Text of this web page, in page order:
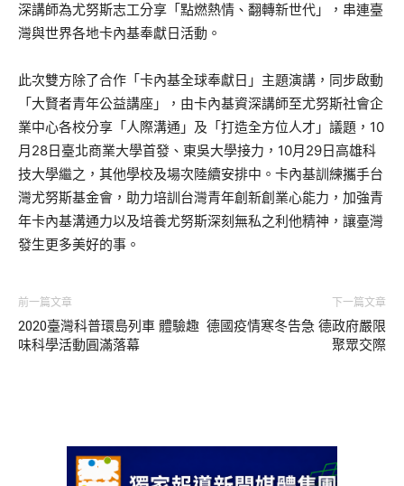
深講師為尤努斯志工分享「點燃熱情、翻轉新世代」，串連臺
灣與世界各地卡內基奉獻日活動。
此次雙方除了合作「卡內基全球奉獻日」主題演講，同步啟動
「大賢者青年公益講座」，由卡內基資深講師至尤努斯社會企
業中心各校分享「人際溝通」及「打造全方位人才」議題，10
月28日臺北商業大學首發、東吳大學接力，10月29日高雄科
技大學繼之，其他學校及場次陸續安排中。卡內基訓練攜手台
灣尤努斯基金會，助力培訓台灣青年創新創業心能力，加強青
年卡內基溝通力以及培養尤努斯深刻無私之利他精神，讓臺灣
發生更多美好的事。
前一篇文章
2020臺灣科普環島列車 體驗趣
味科學活動圓滿落幕
下一篇文章
德國疫情寒冬告急 德政府嚴限
聚眾交際